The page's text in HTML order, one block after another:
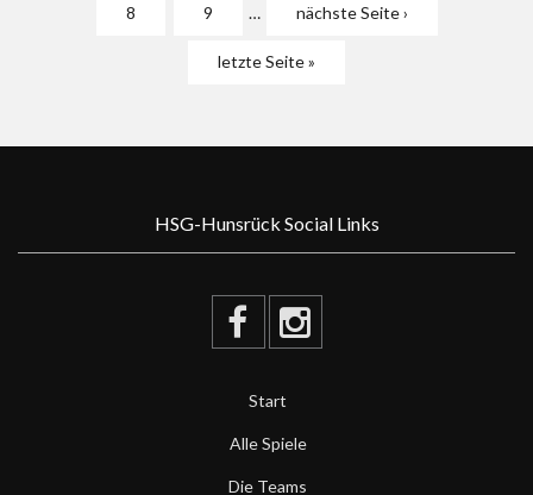
8 9 … nächste Seite ›
letzte Seite »
HSG-Hunsrück Social Links
Start
Alle Spiele
Die Teams